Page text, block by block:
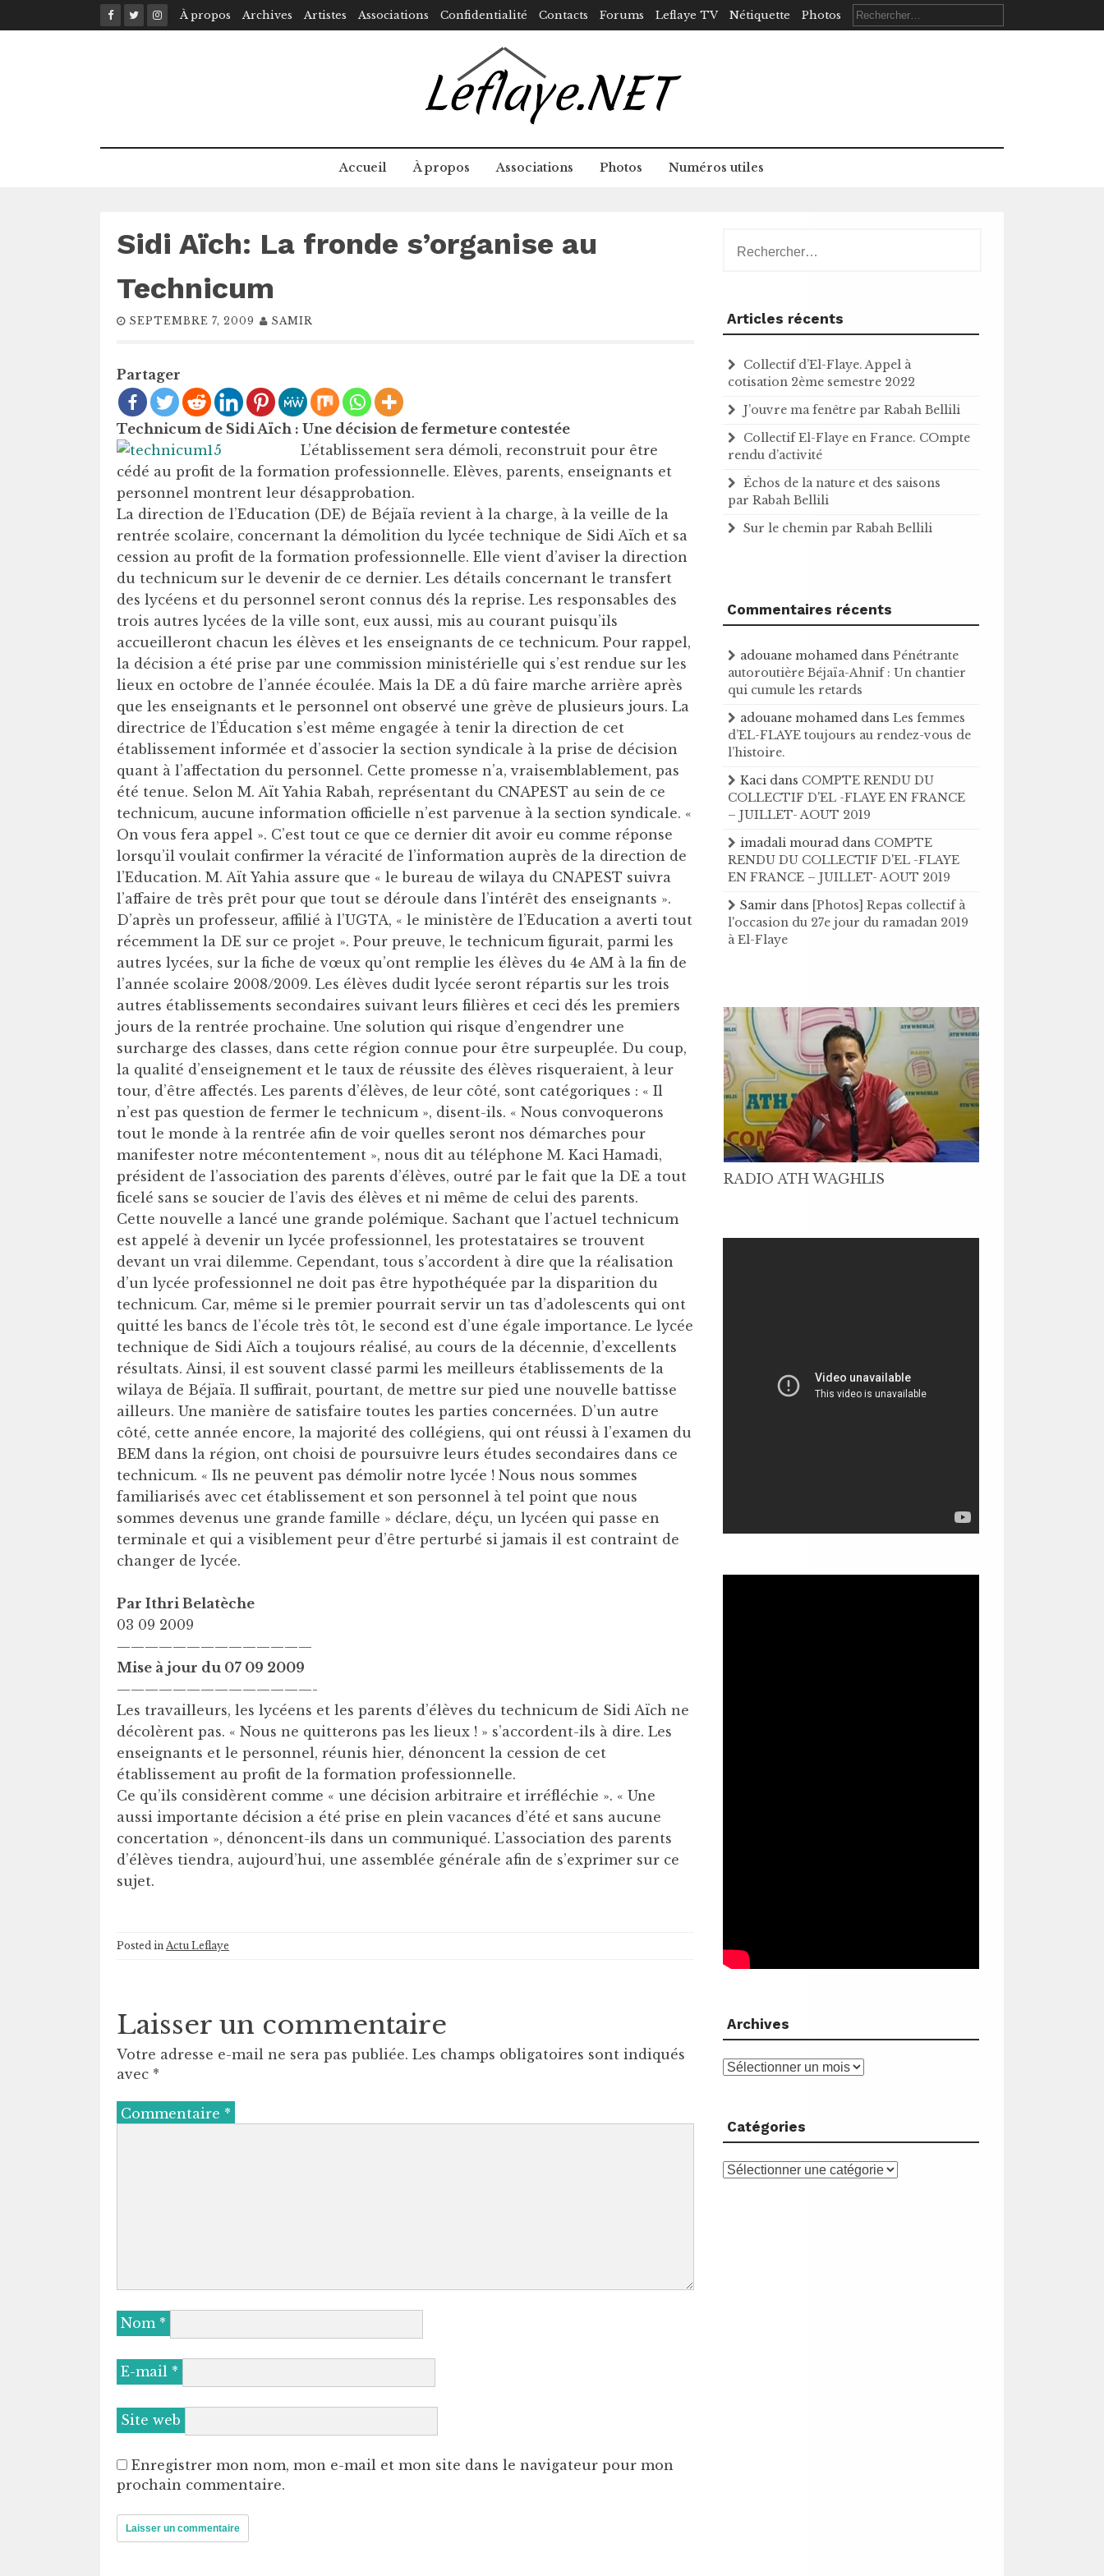
to
À propos Archives Artistes Associations Confidentialité Contacts Forums Leflaye TV Nétiquette Photos Rechercher :
Accueil À propos Associations Photos Numéros utiles
Sidi Aïch: La fronde s’organise au
Technicum
SEPTEMBRE 7, 2009 SAMIR
Partager
Technicum de Sidi Aïch : Une décision de fermeture contestée
L’établissement sera démoli, reconstruit pour être
cédé au profit de la formation professionnelle. Elèves, parents, enseignants et
personnel montrent leur désapprobation.
La direction de l’Education (DE) de Béjaïa revient à la charge, à la veille de la
rentrée scolaire, concernant la démolition du lycée technique de Sidi Aïch et sa
cession au profit de la formation professionnelle. Elle vient d’aviser la direction
du technicum sur le devenir de ce dernier. Les détails concernant le transfert
des lycéens et du personnel seront connus dés la reprise. Les responsables des
trois autres lycées de la ville sont, eux aussi, mis au courant puisqu’ils
accueilleront chacun les élèves et les enseignants de ce technicum. Pour rappel,
la décision a été prise par une commission ministérielle qui s’est rendue sur les
lieux en octobre de l’année écoulée. Mais la DE a dû faire marche arrière après
que les enseignants et le personnel ont observé une grève de plusieurs jours. La
directrice de l’Éducation s’est même engagée à tenir la direction de cet
établissement informée et d’associer la section syndicale à la prise de décision
quant à l’affectation du personnel. Cette promesse n’a, vraisemblablement, pas
été tenue. Selon M. Aït Yahia Rabah, représentant du CNAPEST au sein de ce
technicum, aucune information officielle n’est parvenue à la section syndicale. «
On vous fera appel ». C’est tout ce que ce dernier dit avoir eu comme réponse
lorsqu’il voulait confirmer la véracité de l’information auprès de la direction de
l’Education. M. Aït Yahia assure que « le bureau de wilaya du CNAPEST suivra
l’affaire de très prêt pour que tout se déroule dans l’intérêt des enseignants ».
D’après un professeur, affilié à l’UGTA, « le ministère de l’Education a averti tout
récemment la DE sur ce projet ». Pour preuve, le technicum figurait, parmi les
autres lycées, sur la fiche de vœux qu’ont remplie les élèves du 4e AM à la fin de
l’année scolaire 2008/2009. Les élèves dudit lycée seront répartis sur les trois
autres établissements secondaires suivant leurs filières et ceci dés les premiers
jours de la rentrée prochaine. Une solution qui risque d’engendrer une
surcharge des classes, dans cette région connue pour être surpeuplée. Du coup,
la qualité d’enseignement et le taux de réussite des élèves risqueraient, à leur
tour, d’être affectés. Les parents d’élèves, de leur côté, sont catégoriques : « Il
n’est pas question de fermer le technicum », disent-ils. « Nous convoquerons
tout le monde à la rentrée afin de voir quelles seront nos démarches pour
manifester notre mécontentement », nous dit au téléphone M. Kaci Hamadi,
président de l’association des parents d’élèves, outré par le fait que la DE a tout
ficelé sans se soucier de l’avis des élèves et ni même de celui des parents.
Cette nouvelle a lancé une grande polémique. Sachant que l’actuel technicum
est appelé à devenir un lycée professionnel, les protestataires se trouvent
devant un vrai dilemme. Cependant, tous s’accordent à dire que la réalisation
d’un lycée professionnel ne doit pas être hypothéquée par la disparition du
technicum. Car, même si le premier pourrait servir un tas d’adolescents qui ont
quitté les bancs de l’école très tôt, le second est d’une égale importance. Le lycée
technique de Sidi Aïch a toujours réalisé, au cours de la décennie, d’excellents
résultats. Ainsi, il est souvent classé parmi les meilleurs établissements de la
wilaya de Béjaïa. Il suffirait, pourtant, de mettre sur pied une nouvelle battisse
ailleurs. Une manière de satisfaire toutes les parties concernées. D’un autre
côté, cette année encore, la majorité des collégiens, qui ont réussi à l’examen du
BEM dans la région, ont choisi de poursuivre leurs études secondaires dans ce
technicum. « Ils ne peuvent pas démolir notre lycée ! Nous nous sommes
familiarisés avec cet établissement et son personnel à tel point que nous
sommes devenus une grande famille » déclare, déçu, un lycéen qui passe en
terminale et qui a visiblement peur d’être perturbé si jamais il est contraint de
changer de lycée.
Par Ithri Belatèche
03 09 2009
——————————————
Mise à jour du 07 09 2009
——————————————-
Les travailleurs, les lycéens et les parents d’élèves du technicum de Sidi Aïch ne
décolèrent pas. « Nous ne quitterons pas les lieux ! » s’accordent-ils à dire. Les
enseignants et le personnel, réunis hier, dénoncent la cession de cet
établissement au profit de la formation professionnelle.
Ce qu’ils considèrent comme « une décision arbitraire et irréfléchie ». « Une
aussi importante décision a été prise en plein vacances d’été et sans aucune
concertation », dénoncent-ils dans un communiqué. L’association des parents
d’élèves tiendra, aujourd’hui, une assemblée générale afin de s’exprimer sur ce
sujet.
Posted in Actu Leflaye
Laisser un commentaire
Votre adresse e-mail ne sera pas publiée. Les champs obligatoires sont indiqués
avec *
Commentaire *
Nom *
E-mail *
Site web
Enregistrer mon nom, mon e-mail et mon site dans le navigateur pour mon
prochain commentaire.
Articles récents
Collectif d’El-Flaye. Appel à
cotisation 2ème semestre 2022
J’ouvre ma fenêtre par Rabah Bellili
Collectif El-Flaye en France. COmpte
rendu d’activité
Échos de la nature et des saisons
par Rabah Bellili
Sur le chemin par Rabah Bellili
Commentaires récents
adouane mohamed dansPénétrante
autoroutière Béjaïa-Ahnif : Un chantier
qui cumule les retards
adouane mohamed dansLes femmes
d’EL-FLAYE toujours au rendez-vous de
l’histoire .
Kaci dans COMPTE RENDU DU
COLLECTIF D'EL -FLAYE EN FRANCE
– JUILLET- AOUT 2019
imadali mourad dans COMPTE
RENDU DU COLLECTIF D'EL -FLAYE
EN FRANCE – JUILLET- AOUT 2019
Samir dans [Photos] Repas collectif à
l'occasion du 27e jour du ramadan 2019
à El-Flaye
RADIO ATH WAGHLIS
Archives
Archives
Catégories
Catégories